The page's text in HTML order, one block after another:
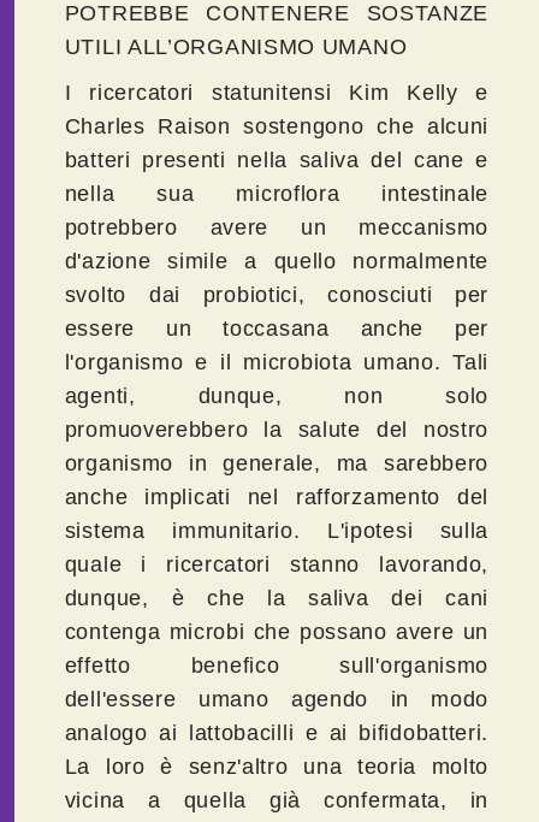
POTREBBE CONTENERE SOSTANZE
UTILI ALL’ORGANISMO UMANO
I ricercatori statunitensi Kim Kelly e
Charles Raison sostengono che alcuni
batteri presenti nella saliva del cane e
nella sua microflora intestinale
potrebbero avere un meccanismo
d'azione simile a quello normalmente
svolto dai probiotici, conosciuti per
essere un toccasana anche per
l'organismo e il microbiota umano. Tali
agenti, dunque, non solo
promuoverebbero la salute del nostro
organismo in generale, ma sarebbero
anche implicati nel rafforzamento del
sistema immunitario. L'ipotesi sulla
quale i ricercatori stanno lavorando,
dunque, è che la saliva dei cani
contenga microbi che possano avere un
effetto benefico sull'organismo
dell'essere umano agendo in modo
analogo ai lattobacilli e ai bifidobatteri.
La loro è senz'altro una teoria molto
vicina a quella già confermata, in